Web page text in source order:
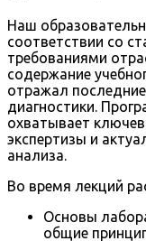
Наш
соответствии со
требованиями
содержание
отражал
диагностики.
охватывает
экспертизы и
анализа.
Во время лекций
Основы
общие